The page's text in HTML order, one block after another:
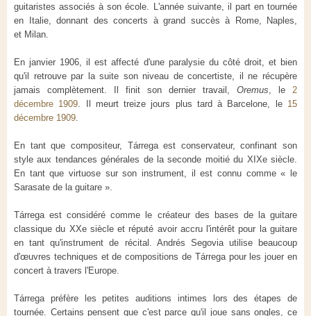
guitaristes associés à son école. L'année suivante, il part en tournée
en Italie, donnant des concerts à grand succès à Rome, Naples,
et Milan.
En janvier 1906, il est affecté d'une paralysie du côté droit, et bien
qu'il retrouve par la suite son niveau de concertiste, il ne récupère
jamais complètement. Il finit son dernier travail, Oremus , le 2
décembre 1909 . Il meurt treize jours plus tard à Barcelone, le 15
décembre 1909
En tant que compositeur, Tárrega est conservateur, confinant son
style aux tendances générales de la seconde moitié du XIXe siècle.
En tant que virtuose sur son instrument, il est connu comme « le
Sarasate de la guitare ».
Tárrega est considéré comme le créateur des bases de la guitare
classique du XXe siècle et réputé avoir accru l'intérêt pour la guitare
en tant qu'instrument de récital. Andrés Segovia utilise beaucoup
d'œuvres techniques et de compositions de Tárrega pour les jouer en
concert à travers l'Europe.
Tárrega préfère les petites auditions intimes lors des étapes de
tournée. Certains pensent que c'est parce qu'il joue sans ongles, ce